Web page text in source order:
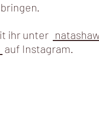
ihr unter
auf Instagram.